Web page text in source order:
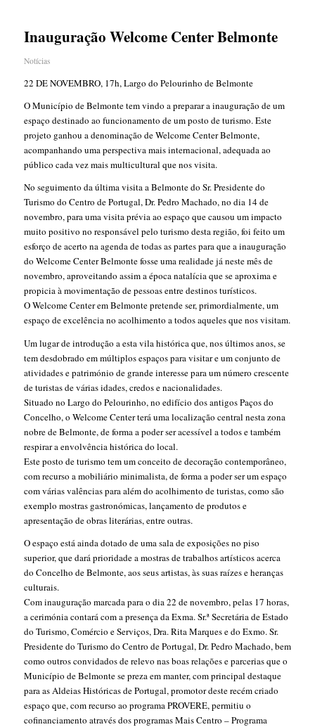
Inauguração Welcome Center Belmonte
Notícias
22 DE NOVEMBRO, 17h, Largo do Pelourinho de Belmonte
O Município de Belmonte tem vindo a preparar a inauguração de um
espaço destinado ao funcionamento de um posto de turismo. Este
projeto ganhou a denominação de Welcome Center Belmonte,
acompanhando uma perspectiva mais internacional, adequada ao
público cada vez mais multicultural que nos visita.
No seguimento da última visita a Belmonte do Sr. Presidente do
Turismo do Centro de Portugal, Dr. Pedro Machado, no dia 14 de
novembro, para uma visita prévia ao espaço que causou um impacto
muito positivo no responsável pelo turismo desta região, foi feito um
esforço de acerto na agenda de todas as partes para que a inauguração
do Welcome Center Belmonte fosse uma realidade já neste mês de
novembro, aproveitando assim a época natalícia que se aproxima e
propicia à movimentação de pessoas entre destinos turísticos.
O Welcome Center em Belmonte pretende ser, primordialmente, um
espaço de excelência no acolhimento a todos aqueles que nos visitam.
Um lugar de introdução a esta vila histórica que, nos últimos anos, se
tem desdobrado em múltiplos espaços para visitar e um conjunto de
atividades e património de grande interesse para um número crescente
de turistas de várias idades, credos e nacionalidades.
Situado no Largo do Pelourinho, no edifício dos antigos Paços do
Concelho, o Welcome Center terá uma localização central nesta zona
nobre de Belmonte, de forma a poder ser acessível a todos e também
respirar a envolvência histórica do local.
Este posto de turismo tem um conceito de decoração contemporâneo,
com recurso a mobiliário minimalista, de forma a poder ser um espaço
com várias valências para além do acolhimento de turistas, como são
exemplo mostras gastronómicas, lançamento de produtos e
apresentação de obras literárias, entre outras.
O espaço está ainda dotado de uma sala de exposições no piso
superior, que dará prioridade a mostras de trabalhos artísticos acerca
do Concelho de Belmonte, aos seus artistas, às suas raízes e heranças
culturais.
Com inauguração marcada para o dia 22 de novembro, pelas 17 horas,
a cerimónia contará com a presença da Exma. Sr.ª Secretária de Estado
do Turismo, Comércio e Serviços, Dra. Rita Marques e do Exmo. Sr.
Presidente do Turismo do Centro de Portugal, Dr. Pedro Machado, bem
como outros convidados de relevo nas boas relações e parcerias que o
Município de Belmonte se preza em manter, com principal destaque
para as Aldeias Históricas de Portugal, promotor deste recém criado
espaço que, com recurso ao programa PROVERE, permitiu o
cofinanciamento através dos programas Mais Centro – Programa